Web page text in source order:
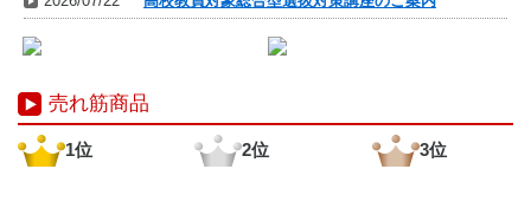
売れ筋商品
1位 2位 3位